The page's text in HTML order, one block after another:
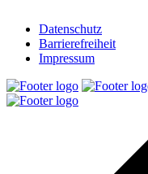
Datenschutz
Barrierefreiheit
Impressum